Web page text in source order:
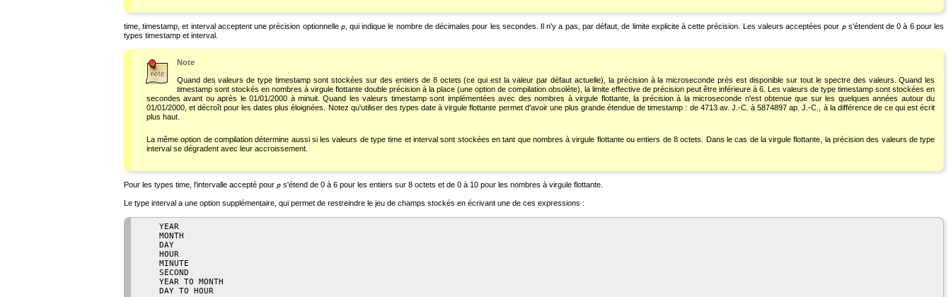
time ,timestamp , et intervalacceptent une précision optionnelle p, qui indique le nombre de décimales pour les secondes. Il n'y a pas, par défaut, de limite explicite à cette précision. Les valeurs acceptées pour ps'étendent de 0 à 6 pour les
types timestamp et interval
Note
Quand des valeurs de typetimestamp sont stockées sur des entiers de 8 octets (ce qui est la valeur par défaut actuelle), la précision à la microseconde près est disponible sur tout le spectre des valeurs. Quand les
timestampsont stockés en nombres à virgule flottante double précision à la place (une option de compilation obsolète), la limite effective de précision peut être inférieure à 6. Les valeurs de typetimestamp sont stockées en
secondes avant ou après le 01/01/2000 à minuit. Quand les valeurs timestampsont implémentées avec des nombres à virgule flottante, la précision à la microseconde n'est obtenue que sur les quelques années autour du
01/01/2000, et décroît pour les dates plus éloignées. Notez qu'utiliser des types date à virgule flottante permet d'avoir une plus grande étendue detimestamp : de 4713 av. J.-C. à 5874897 ap. J.-C., à la différence de ce qui est écrit
plus haut.
La même option de compilation détermine aussi si les valeurs de typetime et interval sont stockées en tant que nombres à virgule flottante ou entiers de 8 octets. Dans le cas de la virgule flottante, la précision des valeurs de type
intervalse dégradent avec leur accroissement.
Pour les types time , l'intervalle accepté pour p s'étend de 0 à 6 pour les entiers sur 8 octets et de 0 à 10 pour les nombres à virgule flottante.
Le type interval a une option supplémentaire, qui permet de restreindre le jeu de champs stockés en écrivant une de ces expressions :
    YEAR
    MONTH
    DAY
    HOUR
    MINUTE
    SECOND
    YEAR TO MONTH
    DAY TO HOUR